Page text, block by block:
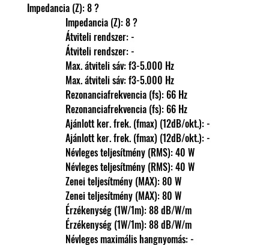
Impedancia (Z): 8 ?
                Impedancia (Z): 8 ?
                Átviteli rendszer: -
                Átviteli rendszer: -
                Max. átviteli sáv: f3-5.000 Hz
                Max. átviteli sáv: f3-5.000 Hz
                Rezonanciafrekvencia (fs): 66 Hz
                Rezonanciafrekvencia (fs): 66 Hz
                Ajánlott ker. frek. (fmax) (12dB/okt.): -
                Ajánlott ker. frek. (fmax) (12dB/okt.): -
                Névleges teljesítmény (RMS): 40 W
                Névleges teljesítmény (RMS): 40 W
                Zenei teljesítmény (MAX): 80 W
                Zenei teljesítmény (MAX): 80 W
                Érzékenység (1W/1m): 88 dB/W/m
                Érzékenység (1W/1m): 88 dB/W/m
                Névleges maximális hangnyomás: -